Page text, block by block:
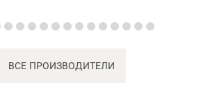
ВСЕ ПРОИЗВОДИТЕЛИ